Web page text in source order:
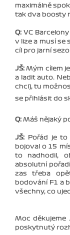
maximálně
tak dva boosty
Q:VC
v lize a musí se
cíl pro jarní
JŠ: Mým cílem
a ladit auto.
chci), tu
se přihlásit do
Q: Máš nějaký
JŠ: Pořád je to
bojoval o 15
to nadhodil,
absolutní
zas třeba
bodování F1 a
všechny, co
Moc děkujeme
poskytnutý